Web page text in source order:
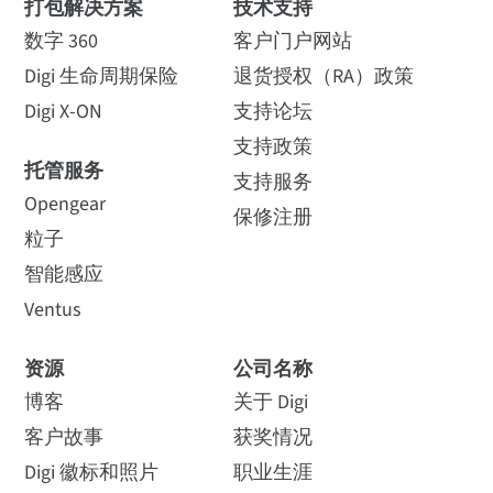
打包解决方案
数字 360
Digi 生命周期保险
Digi X-ON
托管服务
Opengear
粒子
智能感应
Ventus
技术支持
客户门户网站
退货授权（RA）政策
支持论坛
支持政策
支持服务
保修注册
资源
博客
客户故事
Digi 徽标和照片
公司名称
关于 Digi
获奖情况
职业生涯